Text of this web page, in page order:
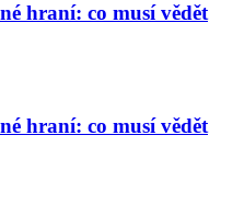
hraní: co musí vědět
hraní: co musí vědět